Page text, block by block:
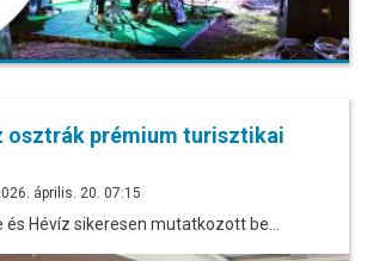
osztrák prémium turisztikai
április. 20. 07:15
Hévíz sikeresen mutatkozott be…